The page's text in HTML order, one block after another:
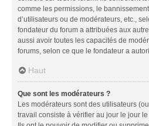
comme les permissions, le
d’utilisateurs ou de modérateurs, etc.,
fondateur du forum a attribuées aux
aussi avoir toutes les capacités de
forums, selon ce que le fondateur a
Haut
Que sont les modérateurs ?
Les modérateurs sont des utilisateurs
travail consiste à vérifier au jour le jour